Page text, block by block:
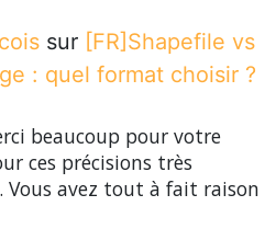
sur [FR]Shapefile vs
: quel format choisir ?
beaucoup pour votre
ces précisions très
Vous avez tout à fait raison